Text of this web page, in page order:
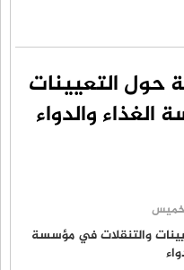
حول التعيينات
والدواء